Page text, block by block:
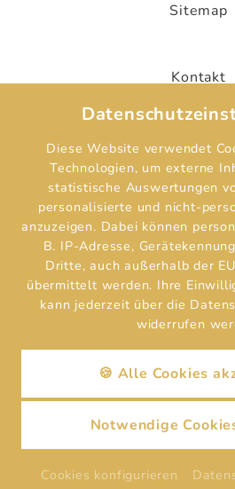
Diese Website verwendet
Technologien, um externe
statistische Auswertungen
personalisierte und nicht-
anzuzeigen. Dabei können
B. IP-Adresse,
Dritte, auch außerhalb der
übermittelt werden. Ihre
kann jederzeit über die
widerrufen
🍪 Alle Cookies
Notwendige
Cookies konfigurieren
MOTORRAD
ANFRAGEN
Reguest Messenger
Wenn Sie den Messenger
AkzeptierenEinstellungen
Sitemap
Kontakt